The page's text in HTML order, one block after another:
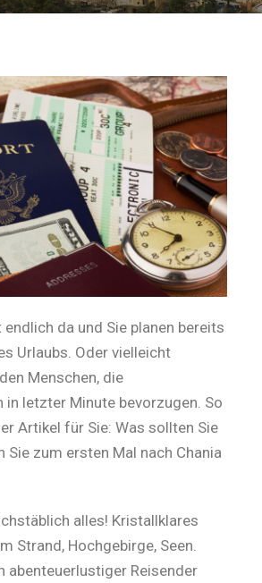
da und Sie planen bereits
Urlaubs. Oder vielleicht
Menschen, die
in letzter Minute bevorzugen. So
Artikel für Sie: Was sollten Sie
Sie zum ersten Mal nach Chania
alles! Kristallklares
Strand, Hochgebirge, Seen.
abenteuerlustiger Reisender